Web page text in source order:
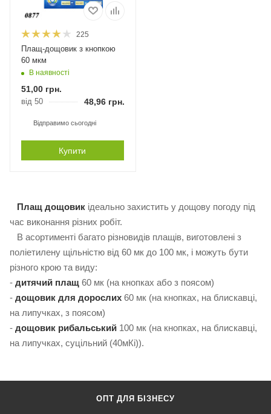
225
Плащ-дощовик з кнопкою
60 мкм
В наявності
51,00 грн.
від 50 48,96 грн.
Відправимо сьогодні
Купити
Плащ дощовик ідеально захистить у дощову погоду під
час виконання різних робіт.
В асортименті багато різновидів плащів, виготовлені з
поліетилену щільністю від 60 мк до 100 мк, і можуть бути
різного крою та виду:
- дитячий плащ 60 мк (на кнопках або з поясом)
- дощовик для дорослих 60 мк (на кнопках, на блискавці,
на липучках, з поясом)
- дощовик рибальський 100 мк (на кнопках, на блискавці,
на липучках, суцільний (40мКі)).
ОПТ ДЛЯ БІЗНЕСУ